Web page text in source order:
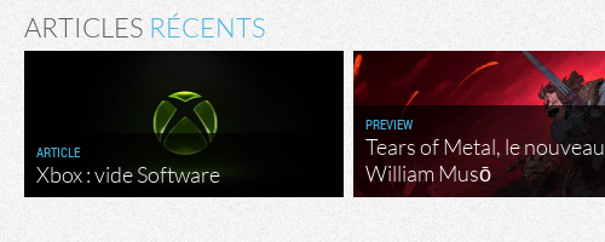
ARTICLES RÉCENTS
ARTICLE
Xbox : vide Software
PREVIEW
Tears of Metal, le nouveau
William Musō